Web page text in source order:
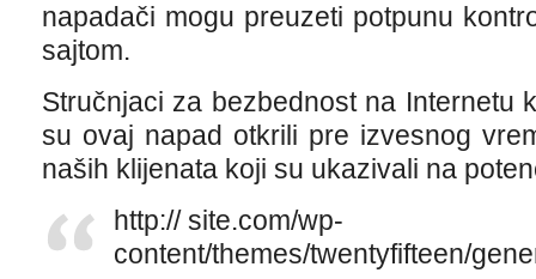
napadači mogu preuzeti potpunu
sajtom.
Stručnjaci za bezbednost na Internetu
su ovaj napad otkrili pre izvesnog
naših klijenata koji su ukazivali na
http:// site.com/wp-
content/themes/twentyfifteen/